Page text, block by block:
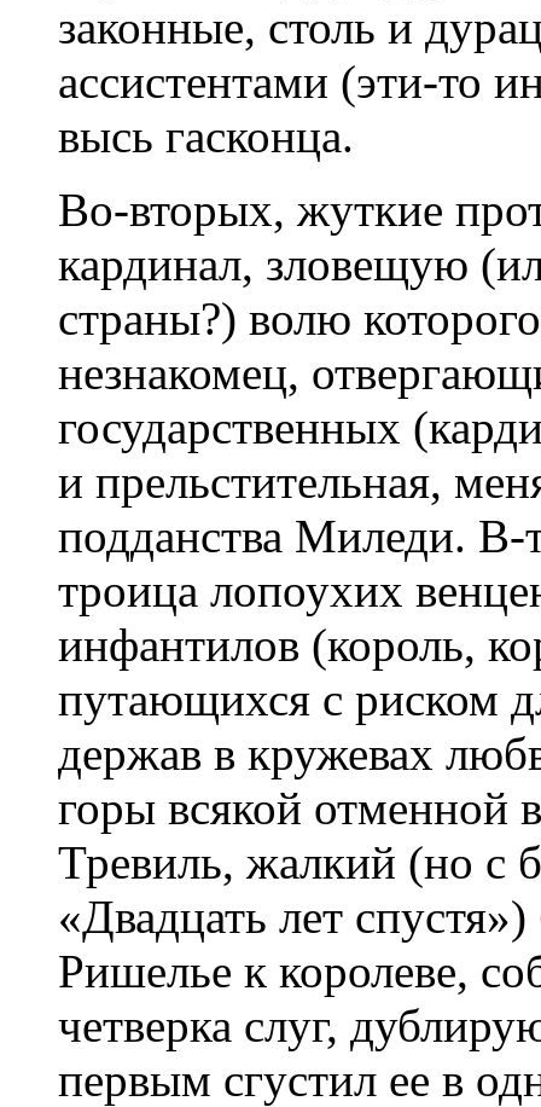
законные, столь и
ассистентами (эти-то
высь гасконца.
Во-вторых, жуткие
кардинал, зловещую
страны?) волю
незнакомец,
государственных
и прельстительная,
подданства Миледи. В-
троица лопоухих
инфантилов (король,
путающихся с риском
держав в кружевах
горы всякой отменной
Тревиль, жалкий (но
«Двадцать лет
Ришелье к королеве,
четверка слуг,
первым сгустил ее в